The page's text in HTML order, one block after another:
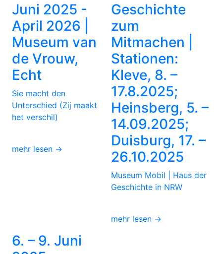
Juni 2025 -
April 2026 |
Museum van
de Vrouw,
Echt
Sie macht den
Unterschied (Zij maakt
het verschil)
mehr lesen →
Geschichte
zum
Mitmachen |
Stationen:
Kleve, 8. –
17.8.2025;
Heinsberg, 5. –
14.09.2025;
Duisburg, 17. –
26.10.2025
Museum Mobil | Haus der
Geschichte in NRW
mehr lesen →
6. – 9. Juni